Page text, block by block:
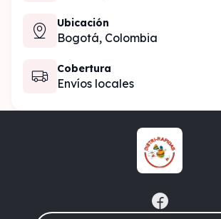
Ubicación
Bogotá, Colombia
Cobertura
Envíos locales